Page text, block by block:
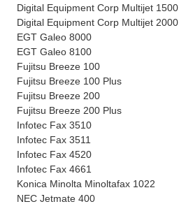
Digital Equipment Corp Multijet 1500
Digital Equipment Corp Multijet 2000
EGT Galeo 8000
EGT Galeo 8100
Fujitsu Breeze 100
Fujitsu Breeze 100 Plus
Fujitsu Breeze 200
Fujitsu Breeze 200 Plus
Infotec Fax 3510
Infotec Fax 3511
Infotec Fax 4520
Infotec Fax 4661
Konica Minolta Minoltafax 1022
NEC Jetmate 400